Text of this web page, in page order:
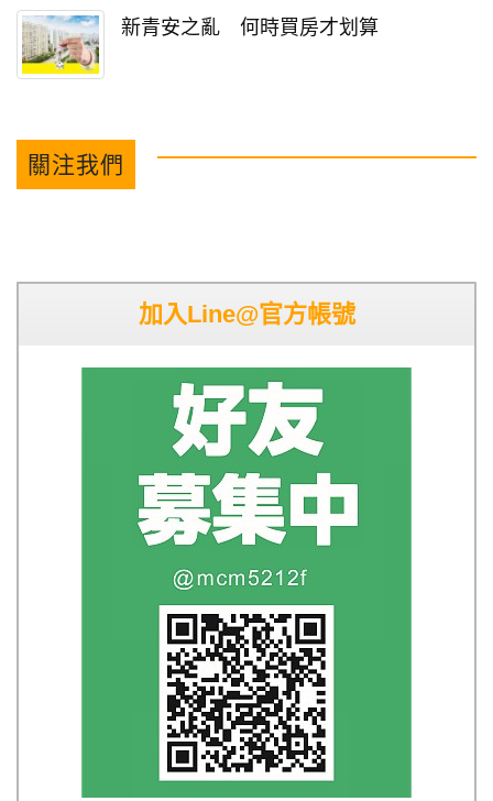
新青安之亂 何時買房才划算
關注我們
加入Line@官方帳號